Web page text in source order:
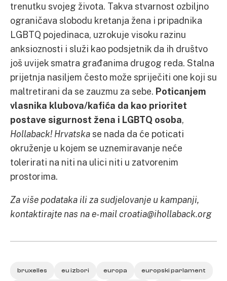
trenutku svojeg života. Takva stvarnost ozbiljno
ograničava slobodu kretanja žena i pripadnika
LGBTQ pojedinaca, uzrokuje visoku razinu
anksioznosti i služi kao podsjetnik da ih društvo
još uvijek smatra građanima drugog reda. Stalna
prijetnja nasiljem često može spriječiti one koji su
maltretirani da se zauzmu za sebe. Poticanjem
vlasnika klubova/kafića da kao prioritet
postave sigurnost žena i LGBTQ osoba,
Hollaback! Hrvatskase nada da će poticati
okruženje u kojem se uznemiravanje neće
tolerirati na niti na ulici niti u zatvorenim
prostorima.
Za više podataka ili za sudjelovanje u kampanji,
kontaktirajte nas na e-mail croatia@ihollaback.org
bruxelles eu izbori europa europski parlament